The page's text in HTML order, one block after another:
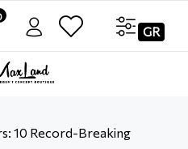
GR
10 Record-Breaking